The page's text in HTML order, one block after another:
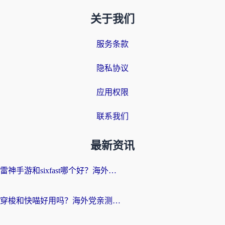
关于我们
服务条款
隐私协议
应用权限
联系我们
最新资讯
雷神手游和sixfast哪个好？海外党亲测3款回国加速器，教你选对不踩坑
穿梭和快喵好用吗？海外党亲测：小众加速器对比+番茄加速器深度体验